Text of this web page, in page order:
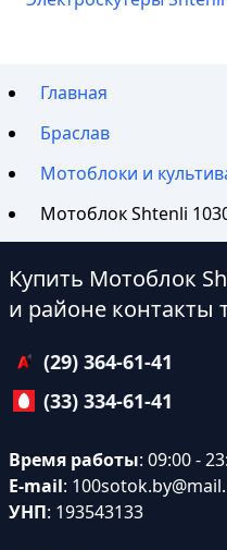
Главная
Браслав
Мотоблоки и
Мотоблок Shtenli
Купить Мотоблок
и районе
(29) 364-61-41
(33) 334-61-41
Время работы: 09:00 -
E-mail:
УНП: 193543133